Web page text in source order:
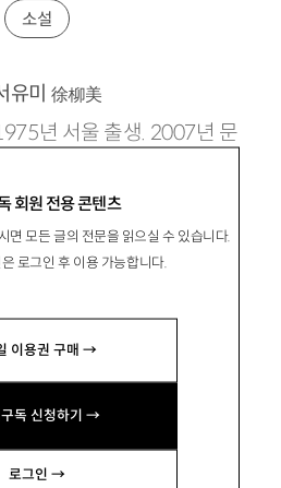
회원 전용 콘텐츠
면 모든 글의 전문을 읽으실 수 있습니다.
로그인 후 이용 가능합니다.
이용권 구매 →
독 신청하기 →
로그인 →
소설
유미 徐柳美
년 서울 출생. 2007년 문
설 『판타스틱 개미지옥』이
음』으로 제1회 창비장편소
탁, 3개의 담배